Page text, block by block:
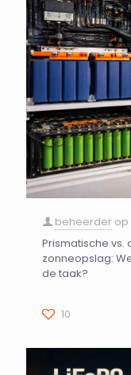
beheerder op
Prismatische vs.
zonneopslag:
de taak?
10